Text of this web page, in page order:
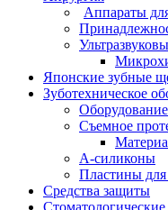
Аппараты
Японские зубные
Зуботехническое
Оборудование
Съемное
А-силиконы
Пластины
Средства защиты